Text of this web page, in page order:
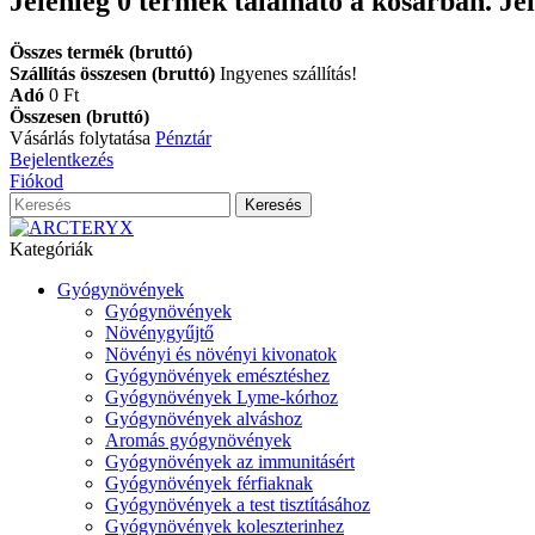
Összes termék (bruttó)
Szállítás összesen (bruttó) Ingyenes szállítás!
Adó 0 Ft‎
Összesen (bruttó)
Vásárlás folytatása Pénztár
Bejelentkezés
Fiókod
Keresés
Kategóriák
Gyógynövények
Gyógynövények
Növénygyűjtő
Növényi és növényi kivonatok
Gyógynövények emésztéshez
Gyógynövények Lyme-kórhoz
Gyógynövények alváshoz
Aromás gyógynövények
Gyógynövények az immunitásért
Gyógynövények férfiaknak
Gyógynövények a test tisztításához
Gyógynövények koleszterinhez